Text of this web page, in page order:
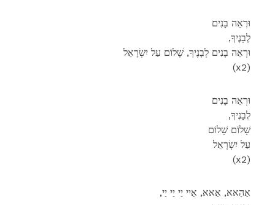
וּרְאֵה בָנִים
,לְבָנֶיךָ
וּרְאֵה בָנִים לְבָנֶיךָ, שָׁלוֹם עַל יִשְׂרָאֵל
(x2)
וּרְאֵה בָנִים
,לְבָנֶיךָ
שָׁלוֹם שָׁלוֹם
עַל יִשְׂרָאֵל
(x2)
,אַהַאא, אַאא, אַיי יַי יַי יַי